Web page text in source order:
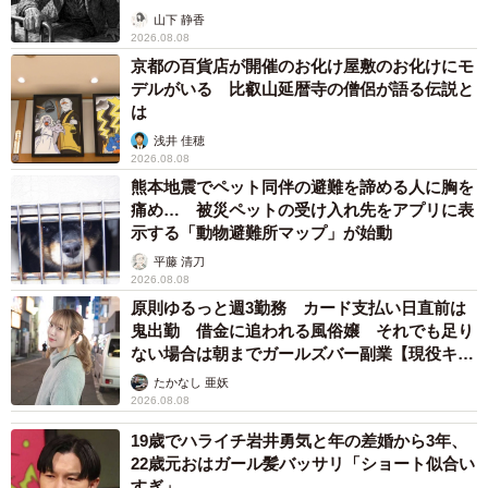
から】山下 静香
2026.08.08
京都の百貨店が開催のお化け屋敷のお化けにモ
デルがいる 比叡山延暦寺の僧侶が語る伝説と
は
浅井 佳穂
2026.08.08
熊本地震でペット同伴の避難を諦める人に胸を
痛め… 被災ペットの受け入れ先をアプリに表
示する「動物避難所マップ」が始動
平藤 清刀
2026.08.08
原則ゆるっと週3勤務 カード支払い日直前は
鬼出勤 借金に追われる風俗嬢 それでも足り
ない場合は朝までガールズバー副業【現役キャ
ストに取材】
たかなし 亜妖
2026.08.08
19歳でハライチ岩井勇気と年の差婚から3年、
22歳元おはガール髪バッサリ「ショート似合い